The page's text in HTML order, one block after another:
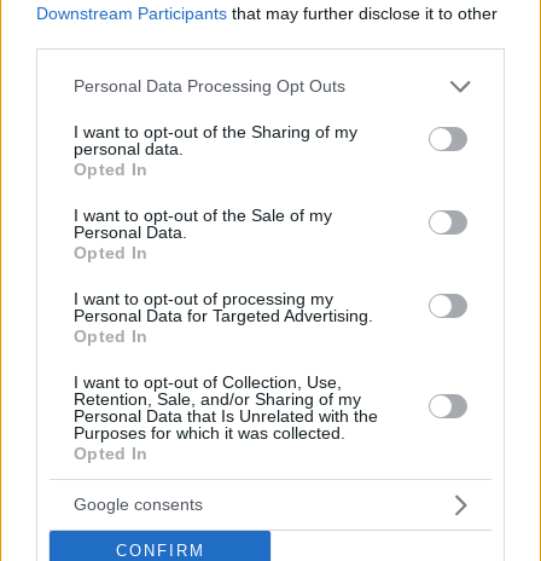
Downstream Participants that may further disclose it to other
Please note that this website/app uses one or more Google
not limited to your visit or usage behaviour. You may click to
grant or deny consent to Google and its third-party tags to
use your data for below specified purposes in below Google
consent section.
Personal Data Processing Opt Outs
I want to opt-out of the Sharing of my
personal data.
Opted In
I want to opt-out of the Sale of my
Personal Data.
Opted In
I want to opt-out of processing my
Personal Data for Targeted Advertising.
Opted In
I want to opt-out of Collection, Use,
Retention, Sale, and/or Sharing of my
Personal Data that Is Unrelated with the
Purposes for which it was collected.
Opted In
Google consents
CONFIRM
Hirdetés